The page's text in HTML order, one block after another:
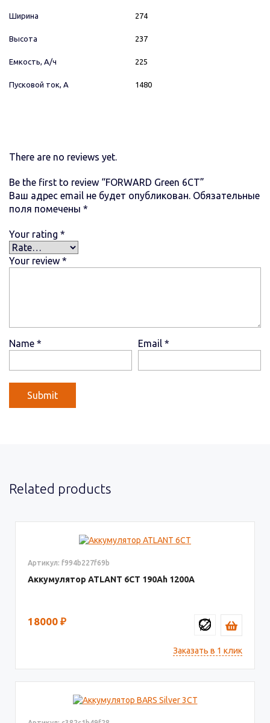
Ширина 274
Высота 237
Емкость, А/ч 225
Пусковой ток, А 1480
There are no reviews yet.
Be the first to review “FORWARD Green 6СТ”
Ваш адрес email не будет опубликован. Обязательные
поля помечены *
Your rating *
Your review *
Name * Email *
Related products
Артикул: f994b227f69b
Аккумулятор ATLANT 6СТ 190 1200
18000 ₽
Заказать в 1 клик